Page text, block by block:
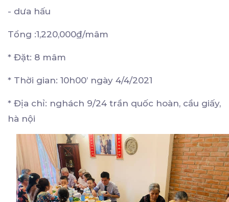
- dưa hấu
Tổng :1,220,000₫/mâm
* Đặt: 8 mâm
* Thời gian: 10h00’ ngày 4/4/2021
* Địa chỉ: nghách 9/24 trần quốc hoàn, cầu giấy,
hà nội